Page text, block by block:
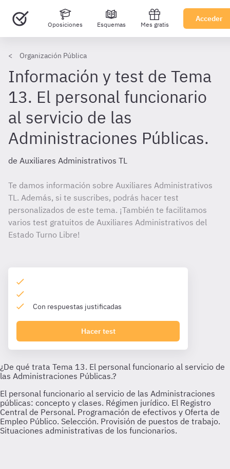
Oposiciones Esquemas Mes gratis
Acceder
Organización Pública
Información y test de Tema
13. El personal funcionario
al servicio de las
Administraciones Públicas.
de Auxiliares Administrativos TL
Te damos información sobre Auxiliares Administrativos
TL. Además, si te suscribes, podrás hacer test
personalizados de este tema. ¡También te facilitamos
varios test gratuitos de Auxiliares Administrativos del
Estado Turno Libre!
Con respuestas justificadas
Hacer test